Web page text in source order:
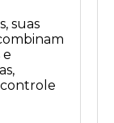
suas
e